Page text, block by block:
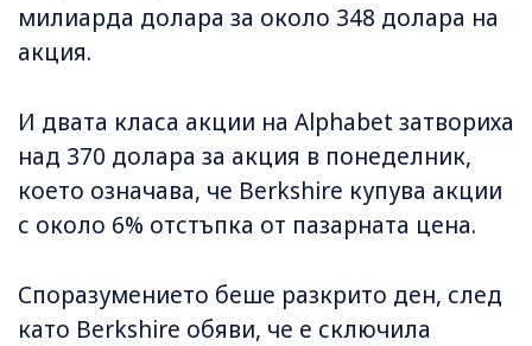
милиарда долара за около 348 долара на
акция.
И двата класа акции на Alphabet затвориха
над 370 долара за акция в понеделник,
което означава, че Berkshire купува акции
с около 6% отстъпка от пазарната цена.
Споразумението беше разкрито ден, след
като Berkshire обяви, че е сключила